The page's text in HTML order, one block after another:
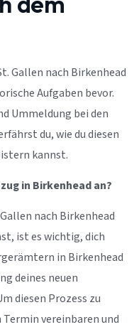
Gallen nach Birkenhead
Aufgaben bevor.
Ummeldung bei den
du, wie du diesen
kannst.
in Birkenhead an?
nach Birkenhead
ist es wichtig, dich
in Birkenhead
deines neuen
diesen Prozess zu
vereinbaren und